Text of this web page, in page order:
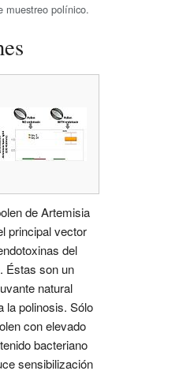
muestreo polínico.
de Artemisia
principal vector
del
Éstas son un
natural
la polinosis. Sólo
con elevado
bacteriano
sensibilización